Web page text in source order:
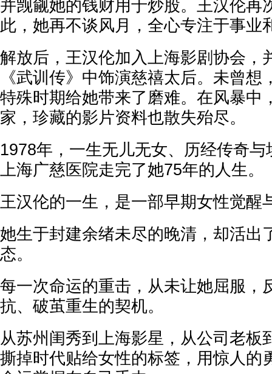
并觊觎她的钱财用于炒股。王汉伦再
此，她再不谈风月，全心专注于事业
解放后，王汉伦加入上海影剧协会，
《武训传》中饰演慈禧太后。未曾
特殊时期给她带来了磨难。在风暴中
家，珍藏的影片资料也散失殆尽。
1978年，一生无儿无女、历经传奇
上海广慈医院走完了她75年的人生。
王汉伦的一生，是一部早期女性觉醒
她生于封建余绪未尽的晚清，却活出
态。
每一次命运的重击，从未让她屈服，
抗、破茧重生的契机。
从苏州闺秀到上海影星，从公司老板
撕掉时代贴给女性的标签，用惊人的